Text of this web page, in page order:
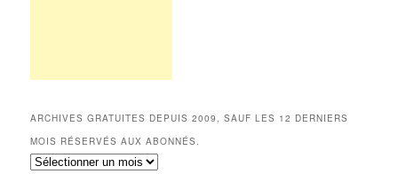
ARCHIVES GRATUITES DEPUIS 2009, SAUF LES 12 DERNIERS
MOIS RÉSERVÉS AUX ABONNÉS.
Archives